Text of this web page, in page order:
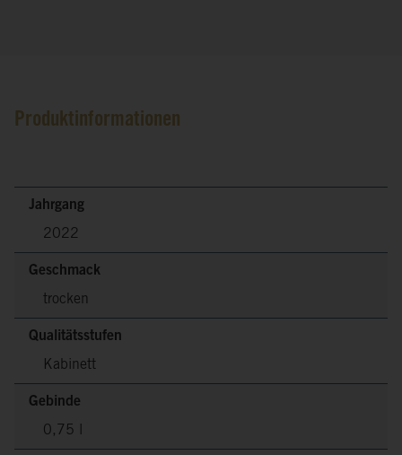
Produktinformationen
Jahrgang
2022
Geschmack
trocken
Qualitätsstufen
Kabinett
Gebinde
0,75 l